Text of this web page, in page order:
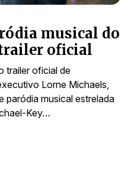
musical do
oficial
trailer oficial de
Lorne Michaels,
paródia musical estrelada
Key…